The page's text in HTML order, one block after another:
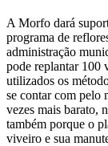
A Morfo dará
programa de
administração
pode replantar 100
utilizados os
se contar com pelo
vezes mais barato,
também porque o
viveiro e sua